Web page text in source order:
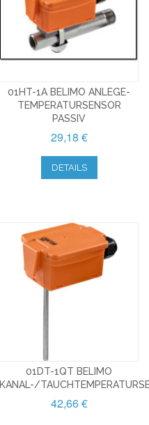
01HT-1A BELIMO ANLEGE-
TEMPERATURSENSOR
PASSIV
29,18 €
DETAILS
01DT-1QT BELIMO
KANAL-/
42,66 €